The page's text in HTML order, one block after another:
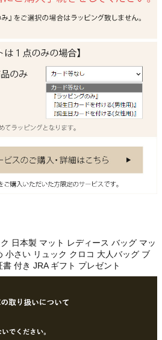
日本製 マット レディース バッグ マッ
小さい リュック クロコ 大人バッグ ブ
付き JRA ギフト プレゼント